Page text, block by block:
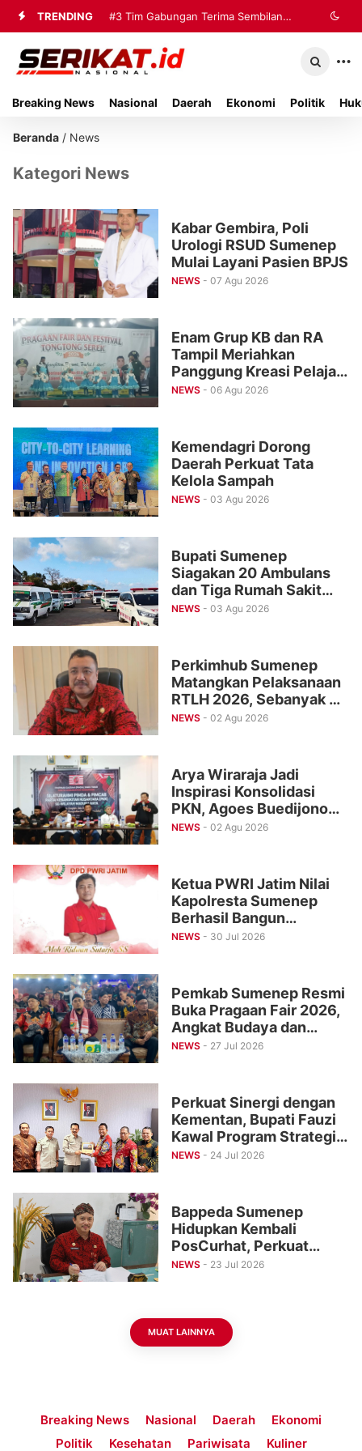
TRENDING #2 Perkimhub Sumenep
Matangkan Pelaksanaan RTLH 2026,
#3 Tim Gabungan Terima Sembilan
Korban Evakuasi KM Mutiara Sentosa
Breaking News Nasional Daerah Ekonomi Politik
Beranda / News
Kategori News
Kabar Gembira, Poli
Urologi RSUD Sumenep
Mulai Layani Pasien BPJS
NEWS - 07 Agu 2026
Enam Grup KB dan RA
Tampil Meriahkan
Panggung Kreasi Pelajar
Pragaan Fair 2026
NEWS - 06 Agu 2026
Kemendagri Dorong
Daerah Perkuat Tata
Kelola Sampah
NEWS - 03 Agu 2026
Bupati Sumenep
Siagakan 20 Ambulans
dan Tiga Rumah Sakit
untuk Tangani Korban
NEWS - 03 Agu 2026
Perkimhub Sumenep
Matangkan Pelaksanaan
RTLH 2026, Sebanyak 80
Rumah Siap
NEWS - 02 Agu 2026
Arya Wiraraja Jadi
Inspirasi Konsolidasi
PKN, Agoes Buedijono
dan Hariyanto Targetkan
NEWS - 02 Agu 2026
Ketua PWRI Jatim Nilai
Kapolresta Sumenep
Berhasil Bangun
Kemitraan Strategis
NEWS - 30 Jul 2026
Pemkab Sumenep Resmi
Buka Pragaan Fair 2026,
Angkat Budaya dan
UMKM Lokal
NEWS - 27 Jul 2026
Perkuat Sinergi dengan
Kementan, Bupati Fauzi
Kawal Program Strategis
Pertanian di Sumenep
NEWS - 24 Jul 2026
Bappeda Sumenep
Hidupkan Kembali
PosCurhat, Perkuat
Ruang Aspirasi Warga
NEWS - 23 Jul 2026
MUAT LAINNYA
Breaking News Nasional Daerah
Ekonomi
Politik
Kesehatan Pariwisata Kuliner